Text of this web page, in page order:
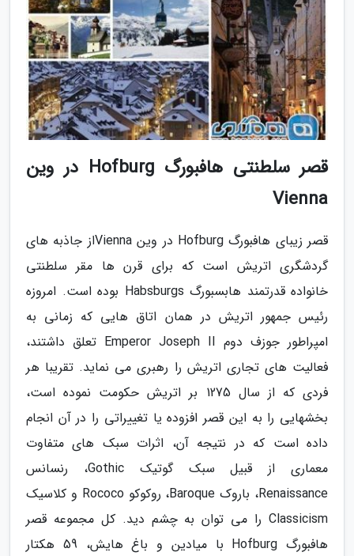
قصر سلطنتی هافبورگ Hofburg در وین
Vienna
قصر زیبای هافبورگ Hofburg در وین Viennaاز جاذبه های
گردشگری اتریش است که برای قرن ها مقر سلطنتی
خانواده قدرتمند هابسبورگ Habsburgs بوده است. امروزه
رئیس جمهور اتریش در همان اتاق هایی که زمانی به
امپراطور جوزف دوم Emperor Joseph II تعلق داشتند،
فعالیت های تجاری اتریش را رهبری می نماید. تقریبا هر
فردی که از سال 1275 بر اتریش حکومت نموده است،
بخشهایی را به این قصر افزوده یا تغییراتی را در آن انجام
داده است که در نتیجه آن، اثرات سبک های متفاوت
معماری از قبیل سبک گوتیک Gothic، رنسانس
Renaissance، باروک Baroque، روکوکو Rococo و کلاسیک
Classicism را می توان به چشم دید. کل مجموعه قصر
هافبورگ Hofburg با میادین و باغ هایش، 59 هکتار